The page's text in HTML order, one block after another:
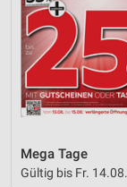
Mega Tage
Gültig bis Fr. 14.08.